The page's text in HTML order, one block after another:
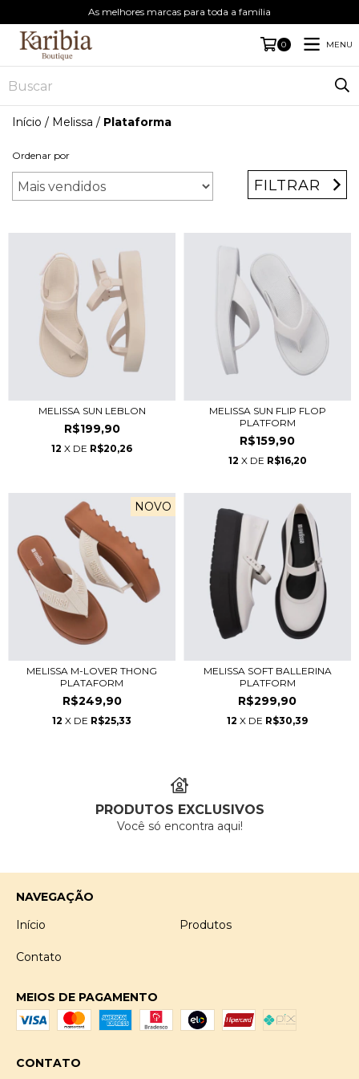
As melhores marcas para toda a família
0 MENU
Início / Melissa / Plataforma
Ordenar por
FILTRAR
MELISSA SUN LEBLON
R$199,90
12 X DE R$20,26
MELISSA SUN FLIP FLOP
PLATFORM
R$159,90
12 X DE R$16,20
NOVO
MELISSA M-LOVER THONG
PLATAFORM
R$249,90
12 X DE R$25,33
MELISSA SOFT BALLERINA
PLATFORM
R$299,90
12 X DE R$30,39
PRODUTOS EXCLUSIVOS
Você só encontra aqui!
NAVEGAÇÃO
Início
Produtos
Contato
MEIOS DE PAGAMENTO
CONTATO